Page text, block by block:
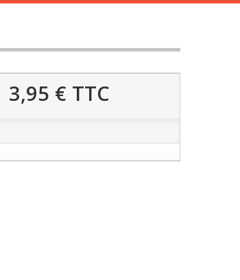
3,95 € TTC